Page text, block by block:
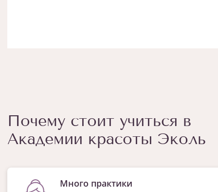
Почему стоит учиться в
Академии красоты Эколь
Много практики